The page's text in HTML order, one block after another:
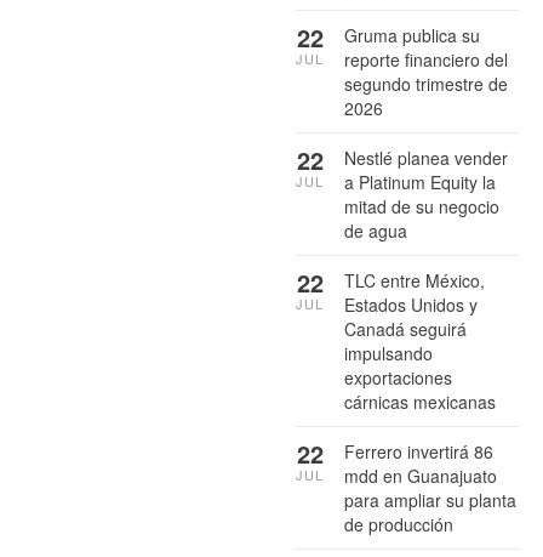
Gruma publica su
reporte financiero del
segundo trimestre de
2026
22
JUL
Nestlé planea vender
a Platinum Equity la
mitad de su negocio
de agua
22
JUL
TLC entre México,
Estados Unidos y
Canadá seguirá
impulsando
exportaciones
cárnicas mexicanas
22
JUL
Ferrero invertirá 86
mdd en Guanajuato
para ampliar su planta
de producción
22
JUL